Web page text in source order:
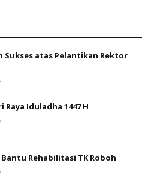
Sukses atas Pelantikan Rektor
Raya Iduladha 1447 H
Bantu Rehabilitasi TK Roboh